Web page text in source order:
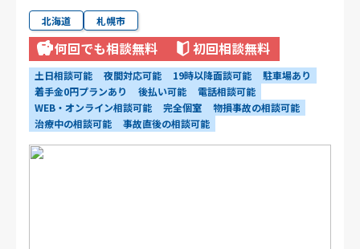
北海道 札幌市
何回でも相談無料 初回相談無料
土日相談可能 夜間対応可能 19時以降面談可能
駐車場あり
着手金0円プランあり
後払い可能
電話相談可能
WEB・オンライン相談可能
完全個室
物損事故の相談可能
治療中の相談可能
事故直後の相談可能